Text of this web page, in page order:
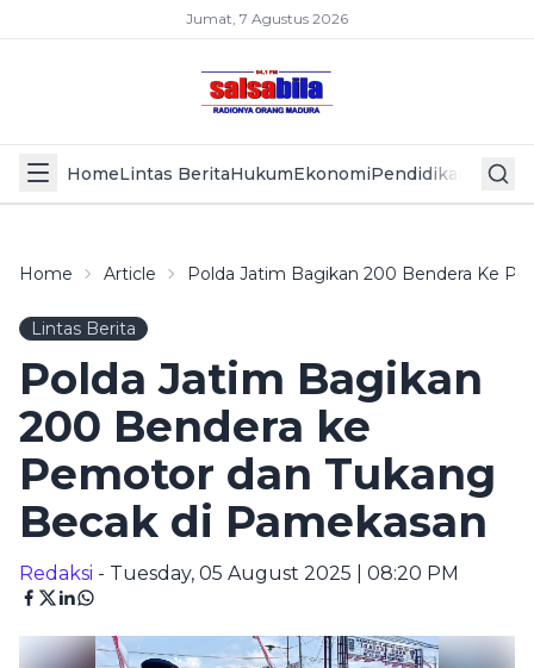
Jumat, 7 Agustus 2026
HomeLintas BeritaHukumEkonomiPendidikan Politik
Home Article Polda Jatim Bagikan 200 Bendera Ke
Lintas Berita
Polda Jatim Bagikan
200 Bendera ke
Pemotor dan Tukang
Becak di Pamekasan
Redaksi - Tuesday, 05 August 2025 | 08:20 PM